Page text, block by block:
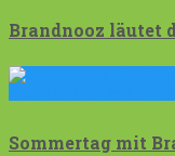
Brandnooz läutet
Sommertag mit